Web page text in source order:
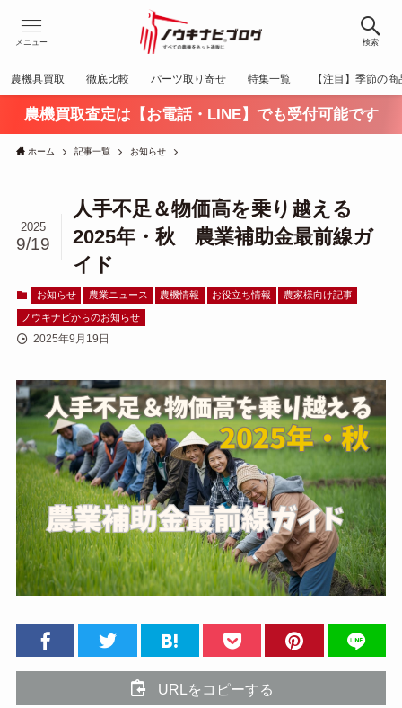
検索
メニュー
農機具買取 徹底比較 パーツ取り寄せ 特集一覧 【注目】季節の商
農機買取査定は【お電話・LINE】でも受付可能です
ホーム 記事一覧 お知らせ
人手不足＆物価高を乗り越える
2025年・秋 農業補助金最前線ガ
イド
2025
9/19
お知らせ 農業ニュース 農機情報 お役立ち情報 農家様向け記事
ノウキナビからのお知らせ
2025年9月19日
URLをコピーする